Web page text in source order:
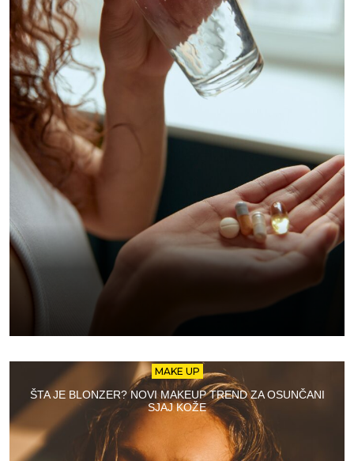
MAKE UP
ŠTA JE BLONZER? NOVI MAKEUP TREND ZA OSUNČANI
SJAJ KOŽE